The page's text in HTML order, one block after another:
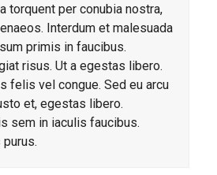
torquent per conubia nostra,
Interdum et malesuada
primis in faucibus.
risus. Ut a egestas libero.
felis vel congue. Sed eu arcu
et, egestas libero.
sem in iaculis faucibus.